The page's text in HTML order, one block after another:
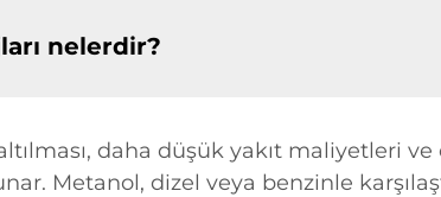
nelerdir?
daha düşük yakıt maliyetleri ve
Metanol, dizel veya benzinle